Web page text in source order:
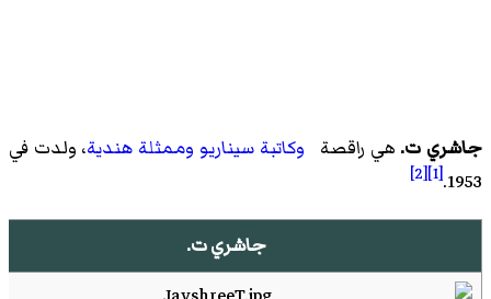
جاشري ت. هي راقصة وكاتبة سيناريو وممثلة هندية، ولدت في
1953.
[1]
[2]
جاشري ت.